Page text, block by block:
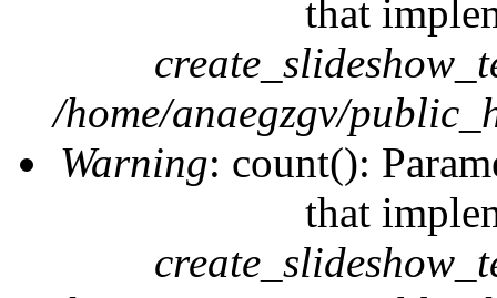
that
/home/anaegzgv/
Warning: count():
that